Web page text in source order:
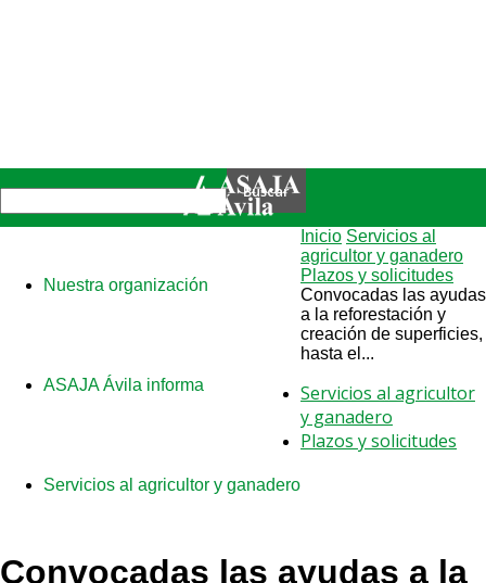
Nuestra organización
ASAJA Ávila informa
Servicios al agricultor y ganadero
Inicio Servicios al
agricultor y ganadero
Plazos y solicitudes
Convocadas las ayudas
a la reforestación y
creación de superficies,
hasta el...
Servicios al agricultor
y ganadero
Plazos y solicitudes
Convocadas las ayudas a la